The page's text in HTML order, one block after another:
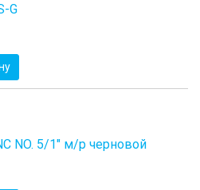
G
NO. 5/1" м/р черновой